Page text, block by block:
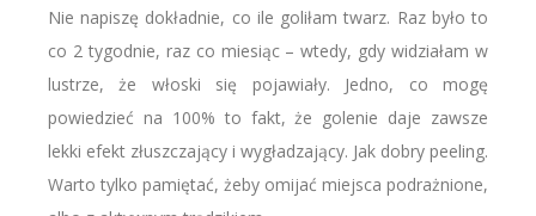
Nie napiszę dokładnie, co ile goliłam twarz. Raz było to
co 2 tygodnie, raz co miesiąc – wtedy, gdy widziałam w
lustrze, że włoski się pojawiały. Jedno, co mogę
powiedzieć na 100% to fakt, że golenie daje zawsze
lekki efekt złuszczający i wygładzający. Jak dobry peeling.
Warto tylko pamiętać, żeby omijać miejsca podrażnione,